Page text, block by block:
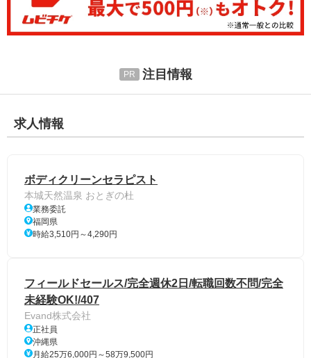
注目情報
求人情報
ボディクリーンセラピスト
本城天然温泉 おとぎの杜
業務委託
福岡県
時給3,510円～4,290円
フィールドセールス/完全週休2日/転職回数不問/完全
未経験OK!/407
Evand株式会社
正社員
沖縄県
月給25万6,000円～58万9,500円